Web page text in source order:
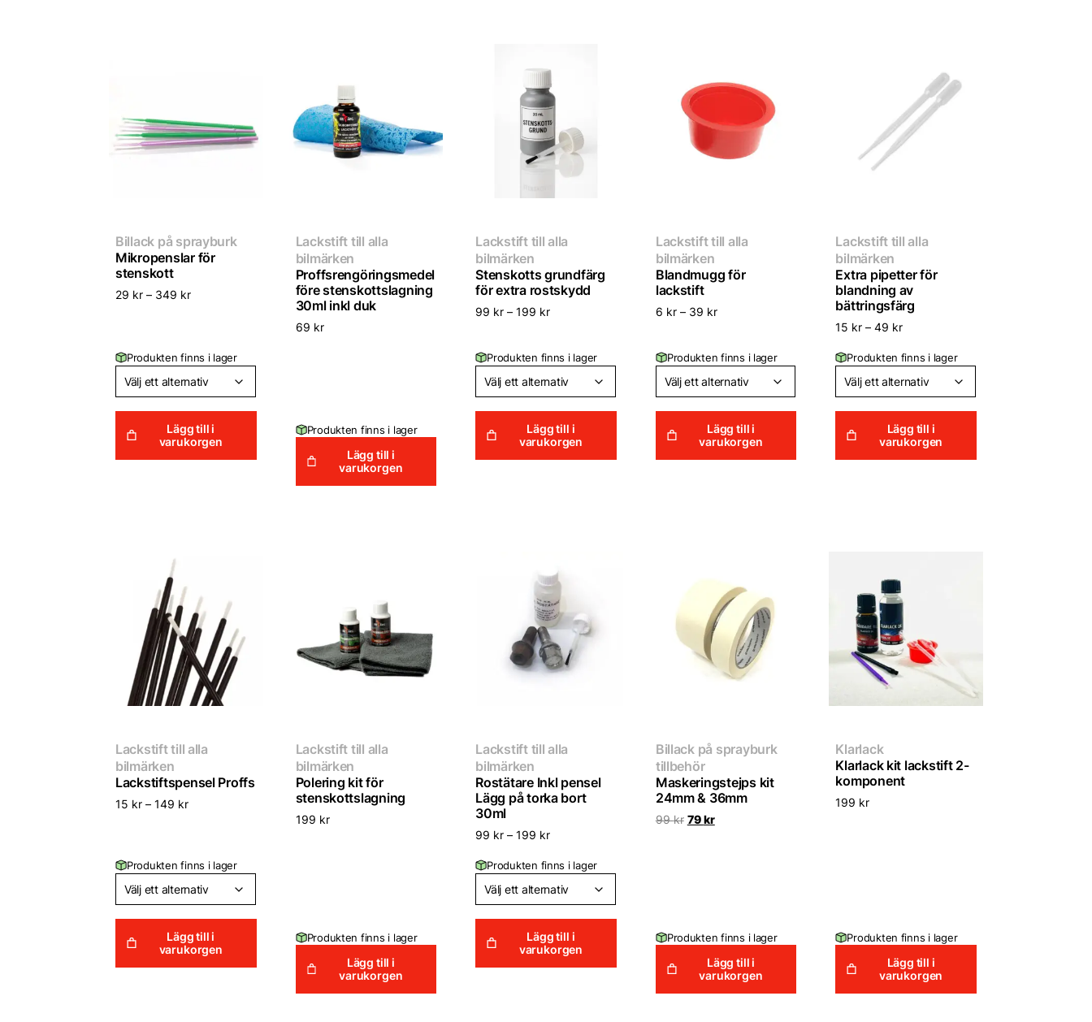
Billack på sprayburk
Mikropenslar för
stenskott
29 kr – 349 kr
Produkten finns i lager
Lägg till i
varukorgen
Lackstift till alla
bilmärken
Proffsrengöringsmedel
före stenskottslagning
30ml inkl duk
69 kr
Produkten finns i lager
Lägg till i
varukorgen
Lackstift till alla
bilmärken
Stenskotts grundfärg
för extra rostskydd
99 kr –199 kr
Produkten finns i lager
Lägg till i
varukorgen
Lackstift till alla
bilmärken
Blandmugg för
lackstift
6 kr– 39 kr
Produkten finns i lager
Lägg till i
varukorgen
Lackstift till alla
bilmärken
Extra pipetter för
blandning av
bättringsfärg
15 kr –49 kr
Produkten finns i lager
Lägg till i
varukorgen
Lackstift till alla
bilmärken
Lackstiftspensel Proffs
15 kr – 149 kr
Produkten finns i lager
Lägg till i
varukorgen
Lackstift till alla
bilmärken
Polering kit för
stenskottslagning
199 kr
Produkten finns i lager
Lägg till i
varukorgen
Lackstift till alla
bilmärken
Rostätare Inkl pensel
Lägg på torka bort
30ml
99 kr –199 kr
Produkten finns i lager
Lägg till i
varukorgen
Billack på sprayburk
tillbehör
Maskeringstejps kit
24mm & 36mm
99kr Det
79krDet
Produkten finns i lager
Lägg till i
varukorgen
Klarlack
Klarlack kit lackstift 2-
komponent
199 kr
Produkten finns i lager
Lägg till i
varukorgen